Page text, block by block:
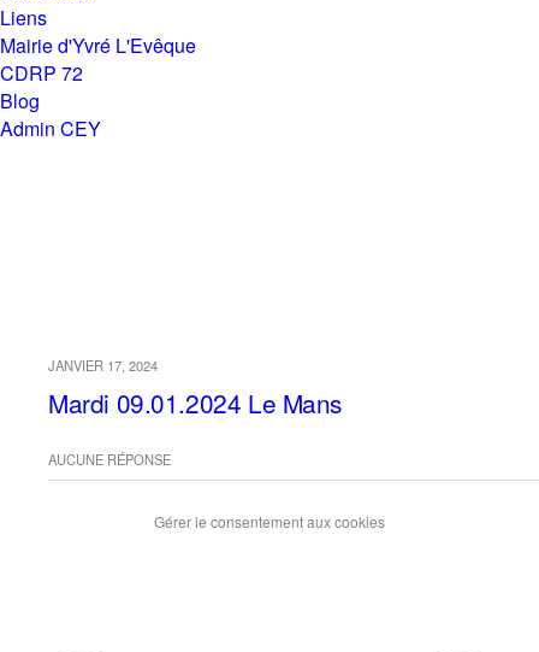
Liens
Mairie d'Yvré L'Evêque
CDRP 72
Blog
Admin CEY
JANVIER 17, 2024
Mardi 09.01.2024 Le Mans
AUCUNE RÉPONSE
Gérer le consentement aux cookies